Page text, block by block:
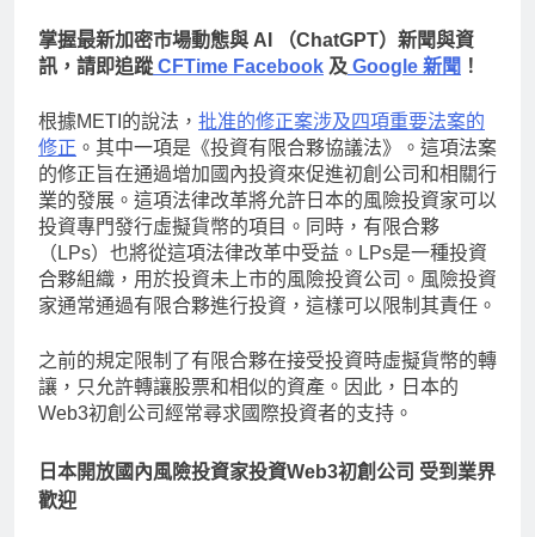
掌握最新加密市場動態與 AI （ChatGPT）新聞與資
訊，請即追蹤 CFTime Facebook 及 Google 新聞 ！
根據METI的說法， 批准的修正案涉及四項重要法案的
修正 。其中一項是《投資有限合夥協議法》。這項法案
的修正旨在通過增加國內投資來促進初創公司和相關行
業的發展。這項法律改革將允許日本的風險投資家可以
投資專門發行虛擬貨幣的項目。同時，有限合夥
（LPs）也將從這項法律改革中受益。LPs是一種投資
合夥組織，用於投資未上市的風險投資公司。風險投資
家通常通過有限合夥進行投資，這樣可以限制其責任。
之前的規定限制了有限合夥在接受投資時虛擬貨幣的轉
讓，只允許轉讓股票和相似的資產。因此，日本的
Web3初創公司經常尋求國際投資者的支持。
日本開放國內風險投資家投資Web3初創公司 受到業界
歡迎